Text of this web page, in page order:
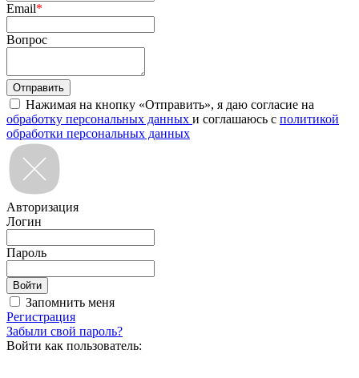
Email*
Вопрос
Нажимая на кнопку «Отправить», я даю согласие на
обработку персональных данных и соглашаюсь с политикой
обработки персональных данных
Авторизация
Логин
Пароль
Запомнить меня
Регистрация
Забыли свой пароль?
Войти как пользователь: